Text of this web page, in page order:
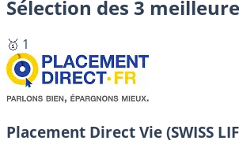
Sélection des 3
🥇 1
Placement Direct Vie (SWISS